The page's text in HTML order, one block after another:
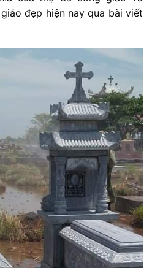
đẹp hiện nay qua bài viết